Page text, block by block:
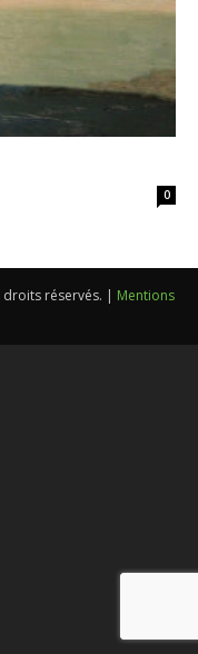
0
réservés. | Mentions